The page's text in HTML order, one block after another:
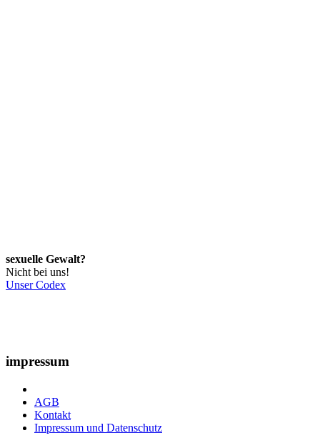
sexuelle Gewalt?
Nicht bei uns!
Unser Codex
impressum
AGB
Kontakt
Impressum und Datenschutz